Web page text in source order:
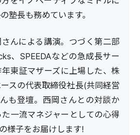
塾長も務めています。
んによる講演。つづく第二部
、SPEEDAなどの急成長サー
東証マザーズに上場した、株
スの代表取締役社長(共同経営
も登壇。西岡さんとの対談か
一流マネジャーとしての心得
様子をお届けします!